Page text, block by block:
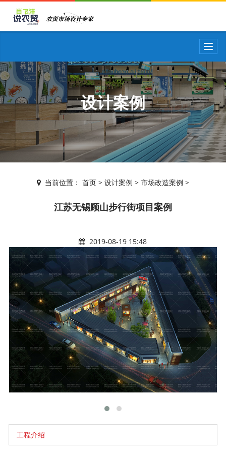
T
o
g
g
l
e
n
a
v
i
g
a
设计案例
当前位置： 首页> 设计案例 > 市场改造案例 >
江苏无锡顾山步行街项目案例
2019-08-19 15:48
工程介绍